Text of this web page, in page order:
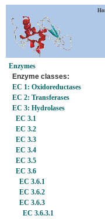
Enzymes
Enzyme classes:
EC 1: Oxidoreductases
EC 2: Transferases
EC 3: Hydrolases
EC 3.1
EC 3.2
EC 3.3
EC 3.4
EC 3.5
EC 3.6
EC 3.6.1
EC 3.6.2
EC 3.6.3
EC 3.6.3.1